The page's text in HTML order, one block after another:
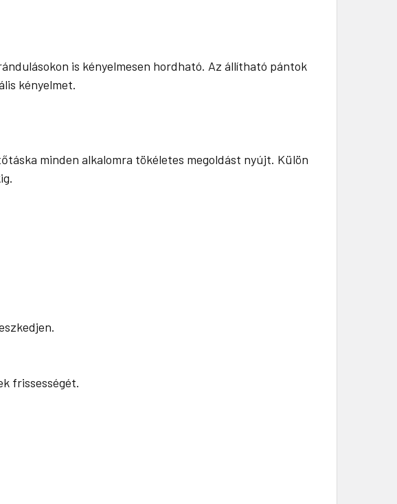
is kényelmesen hordható. Az állítható pántok
kényelmet.
minden alkalomra tökéletes megoldást nyújt. Külön
frissességét.